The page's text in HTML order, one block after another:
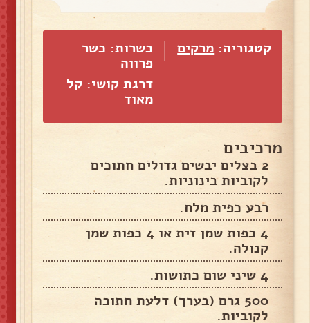
קטגוריה: מרקים
כשרות: כשר
פרווה
דרגת קושי: קל
מאוד
מרכיבים
2 בצלים יבשים גדולים חתוכים
לקוביות בינוניות.
רבע כפית מלח.
4 כפות שמן זית או 4 כפות שמן
קנולה.
4 שיני שום כתושות.
500 גרם (בערך) דלעת חתוכה
לקוביות.